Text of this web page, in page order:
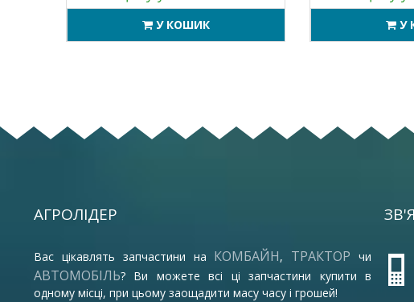
У КОШИК У
АГРОЛІДЕР
Вас цікавлять запчастини на КОМБАЙН, ТРАКТОРчи
АВТОМОБІЛЬ? Ви можете всі ці запчастини купити в
одному місці, при цьому заощадити масу часу і грошей!